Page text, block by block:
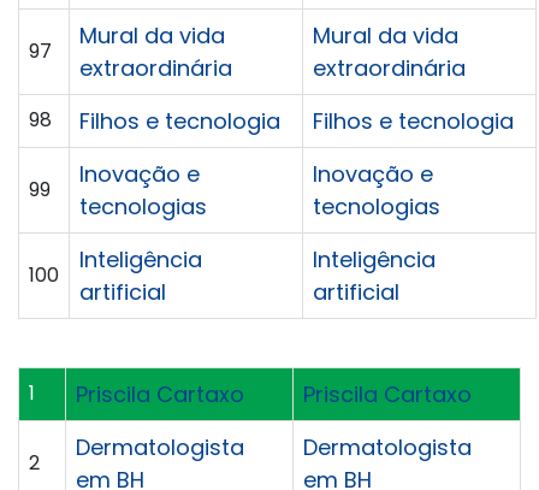
97
Mural da vida
extraordinária
Mural da vida
extraordinária
98 Filhos e tecnologia Filhos e tecnologia
99
Inovação e
tecnologias
Inovação e
tecnologias
100
Inteligência
artificial
Inteligência
artificial
1 Priscila Cartaxo Priscila Cartaxo
2
Dermatologista
em BH
Dermatologista
em BH